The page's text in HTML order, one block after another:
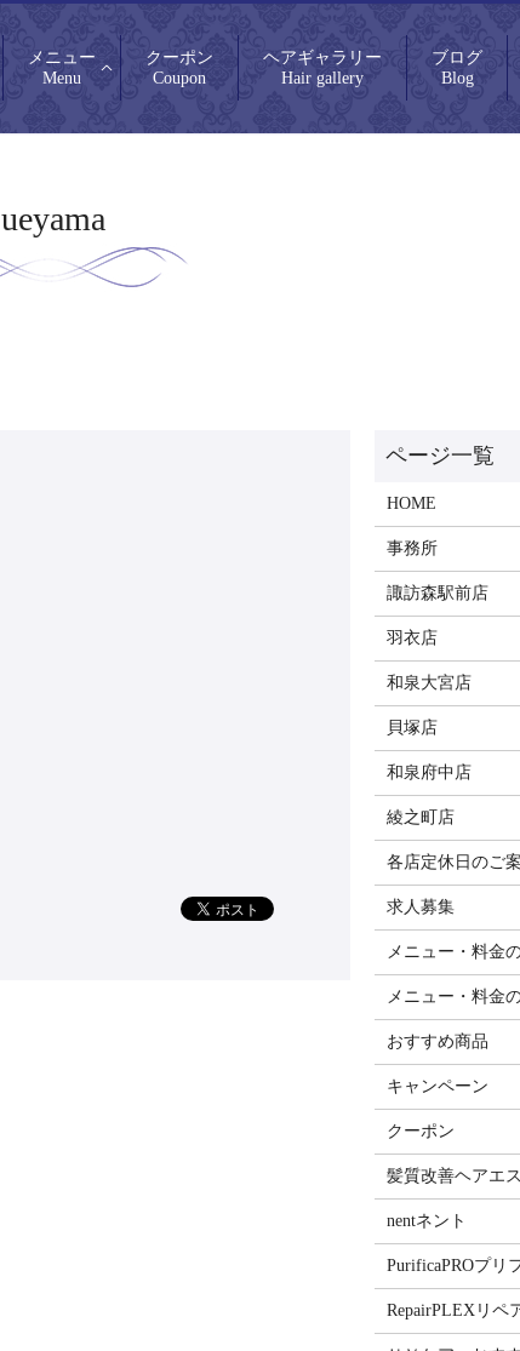
メニュー
Menu
クーポン
Coupon
ヘアギャラリー
Hair gallery
ブログ
Blog
ueyama
HOME
事務所
諏訪森駅前店
羽衣店
和泉大宮店
貝塚店
和泉府中店
綾之町店
各店定休日のご
求人募集
メニュー・料金
メニュー・料金
おすすめ商品
キャンペーン
クーポン
髪質改善ヘアエ
nentネント
PurificaPROプリ
RepairPLEXリペ